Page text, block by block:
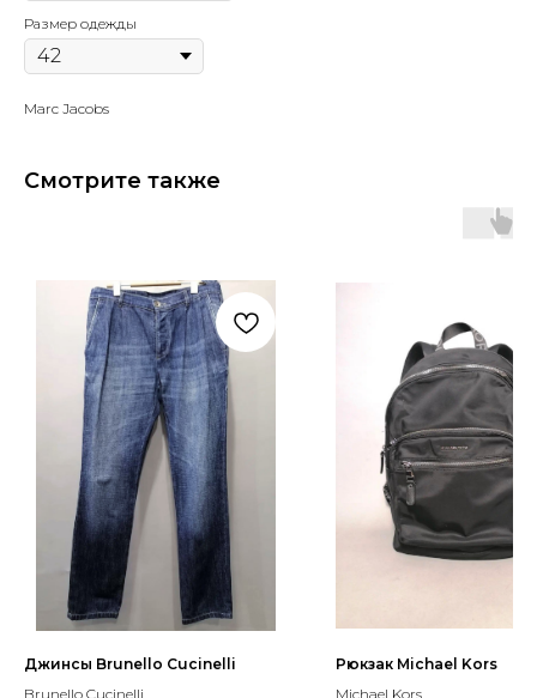
Размер одежды
Marc Jacobs
Смотрите также
Джинсы Brunello Cucinelli
Brunello Cucinelli
Рюкзак Michael Kors
Michael Kors